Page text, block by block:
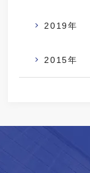
2019年
2015年